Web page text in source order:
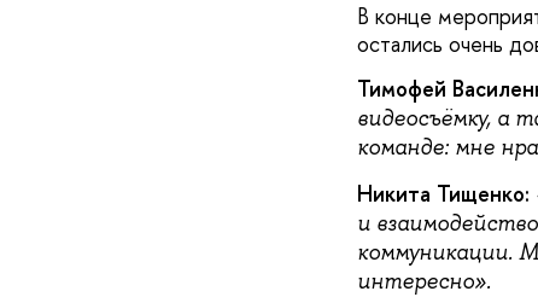
В конце
остались очень
Тимофей
видеосъёмку, а
команде: мне
Никита Тищенко:
и
коммуникации.
интересно».